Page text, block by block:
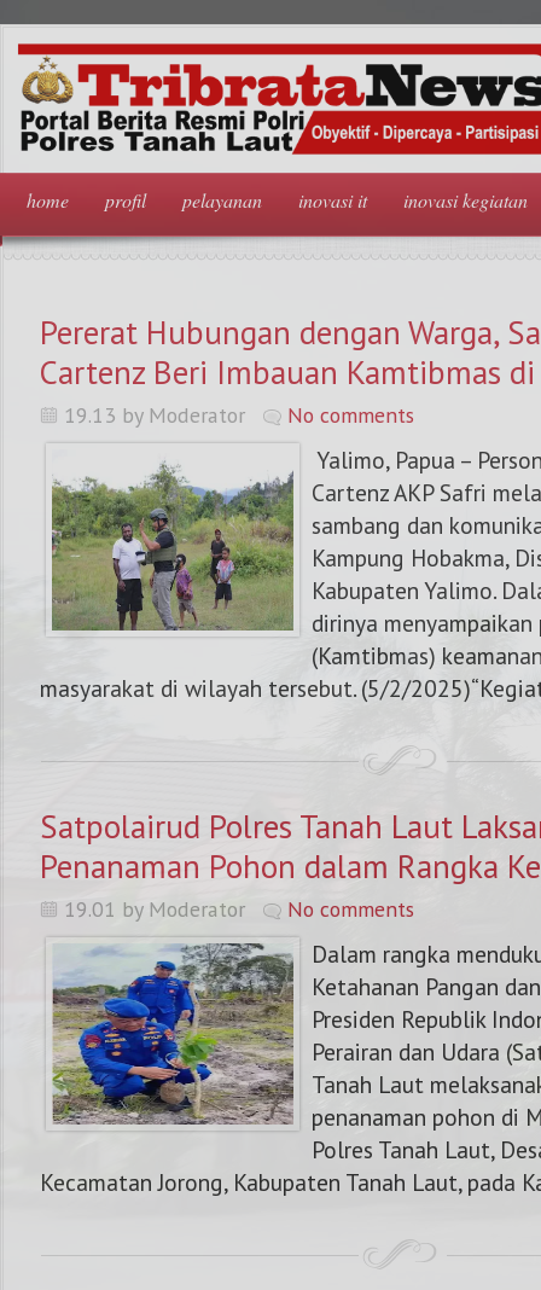
home profil pelayanan inovasi it inovasi kegiatan
Pererat Hubungan dengan Warga,
Cartenz Beri Imbauan Kamtibmas
19.13 by Moderator No comments
Yalimo, Papua –
Cartenz AKP Safri
sambang dan
Kampung Hobakma,
Kabupaten Yalimo.
dirinya menyampaikan
(Kamtibmas)
masyarakat di wilayah tersebut. (5/2/
Satpolairud Polres Tanah Laut
Penanaman Pohon dalam Rangka
19.01 by Moderator No comments
Dalam rangka
Ketahanan Pangan
Presiden Republik
Perairan dan Udara
Tanah Laut
penanaman pohon di
Polres Tanah Laut,
Kecamatan Jorong, Kabupaten Tanah Laut, pada
NOMOR